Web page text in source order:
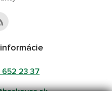
652 23 37